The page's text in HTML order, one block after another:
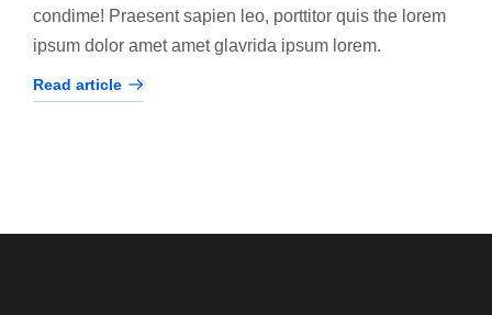
condime! Praesent sapien leo, porttitor quis the lorem
ipsum dolor amet amet glavrida ipsum lorem.
Read article